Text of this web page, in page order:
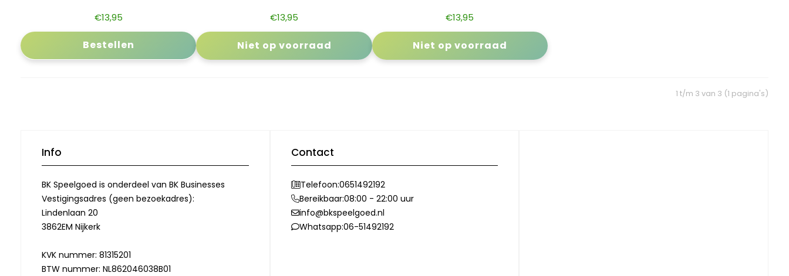
€13,95
Bestellen
€13,95
Niet op voorraad
€13,95
Niet op voorraad
1 t/m 3 van 3 (1 pagina's)
Info
BK Speelgoed is onderdeel van BK Businesses
Vestigingsadres (geen bezoekadres):
Lindenlaan 20
3862EM Nijkerk
KVK nummer: 81315201
BTW nummer: NL862046038B01
Contact
Telefoon:0651492192
Bereikbaar:08:00 - 22:00 uur
info@bkspeelgoed.nl
Whatsapp:06-51492192